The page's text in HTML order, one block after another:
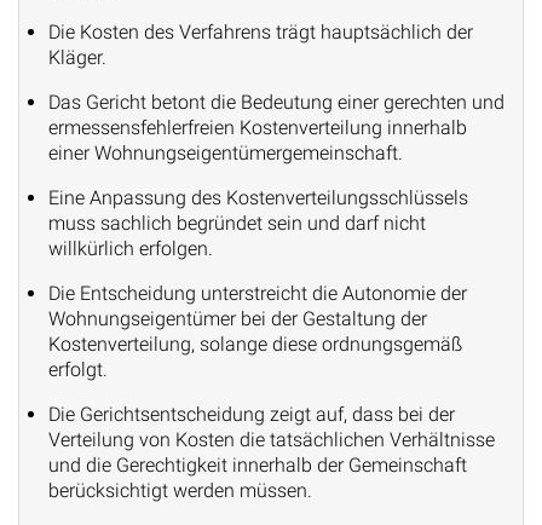
Die Kosten des Verfahrens trägt hauptsächlich der
Kläger.
Das Gericht betont die Bedeutung einer gerechten und
ermessensfehlerfreien Kostenverteilung innerhalb
einer Wohnungseigentümergemeinschaft.
Eine Anpassung des Kostenverteilungsschlüssels
muss sachlich begründet sein und darf nicht
willkürlich erfolgen.
Die Entscheidung unterstreicht die Autonomie der
Wohnungseigentümer bei der Gestaltung der
Kostenverteilung, solange diese ordnungsgemäß
erfolgt.
Die Gerichtsentscheidung zeigt auf, dass bei der
Verteilung von Kosten die tatsächlichen Verhältnisse
und die Gerechtigkeit innerhalb der Gemeinschaft
berücksichtigt werden müssen.